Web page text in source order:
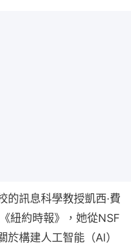
的訊息科學教授凱西·費
紐約時報》，她從NSF
構建人工智能（AI）